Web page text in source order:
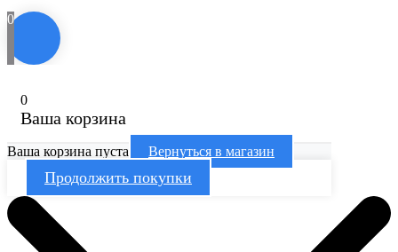
0
0
Ваша корзина
Ваша корзина пуста Вернуться в магазин
Продолжить покупки